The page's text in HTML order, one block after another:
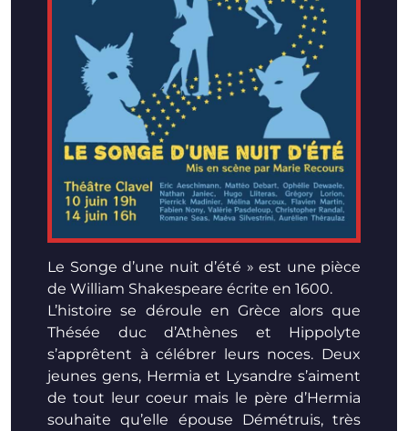
Le Songe d’une nuit d’été » est une pièce
de William Shakespeare écrite en 1600.
L’histoire se déroule en Grèce alors que
Thésée duc d’Athènes et Hippolyte
s’apprêtent à célébrer leurs noces. Deux
jeunes gens, Hermia et Lysandre s’aiment
de tout leur coeur mais le père d’Hermia
souhaite qu’elle épouse Démétruis, très